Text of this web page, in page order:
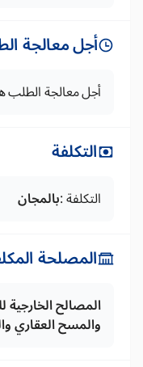
أجل معالجة
أجل معالجة الطلب
التكلفة
التكلفة :بالمجان
المصلحة
المصالح الخارجية
والمسح العقاري